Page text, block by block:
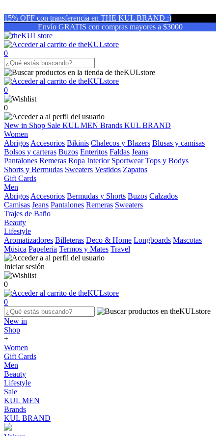
15% OFF con transferencia en THE KUL BRAND :)
Envío GRATIS con compras mayores a $3000
0
0
0
New in Shop Sale KUL MEN Brands KUL BRAND
Women
Abrigos Accesorios Bikinis Chalecos y Blazers Blusas y camisas
Bolsos y carteras Buzos Enteritos Faldas Jeans
Pantalones Remeras Ropa Interior Sportwear Tops y Bodys
Shorts y Bermudas Sweaters Vestidos Zapatos
Gift Cards
Men
Abrigos Accesorios Bermudas y Shorts Buzos Calzados
Camisas Jeans Pantalones Remeras Sweaters
Trajes de Baño
Beauty
Lifestyle
Aromatizadores Billeteras Deco & Home Longboards Mascotas
Música Papelería Termos y Mates Travel
Iniciar sesión
0
0
New in
Shop
+
Women
Gift Cards
Men
Beauty
Lifestyle
Sale
KUL MEN
Brands
KUL BRAND